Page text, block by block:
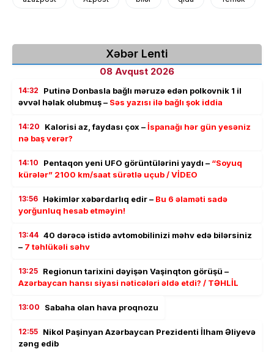
Xəbər Lenti
08 Avqust 2026
14:32
Putinə Donbasla bağlı məruzə edən polkovnik 1 il
əvvəl həlak olubmuş – Səs yazısı ilə bağlı şok iddia
14:20 Kalorisi az, faydası çox –İspanağı hər gün yesəniz
nə baş verər?
14:10 Pentaqon yeni UFO görüntülərini yaydı – “Soyuq
kürələr” 2100 km/saat sürətlə uçub / VİDEO
13:56 Həkimlər xəbərdarlıq edir – Bu 6 əlaməti sadə
yorğunluq hesab etməyin!
13:44 40 dərəcə istidə avtomobilinizi məhv edə bilərsiniz
– 7 təhlükəli səhv
13:25 Regionun tarixini dəyişən Vaşinqton görüşü –
Azərbaycan hansı siyasi nəticələri əldə etdi? / TƏHLİL
13:00 Sabaha olan hava proqnozu
12:55 Nikol Paşinyan Azərbaycan Prezidenti İlham Əliyevə
zəng edib